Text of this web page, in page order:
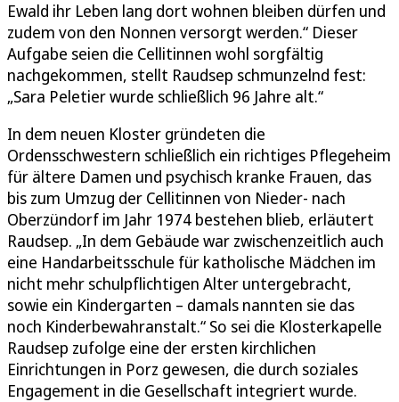
Ewald ihr Leben lang dort wohnen bleiben dürfen und
zudem von den Nonnen versorgt werden.“ Dieser
Aufgabe seien die Cellitinnen wohl sorgfältig
nachgekommen, stellt Raudsep schmunzelnd fest:
„Sara Peletier wurde schließlich 96 Jahre alt.“
In dem neuen Kloster gründeten die
Ordensschwestern schließlich ein richtiges Pflegeheim
für ältere Damen und psychisch kranke Frauen, das
bis zum Umzug der Cellitinnen von Nieder- nach
Oberzündorf im Jahr 1974 bestehen blieb, erläutert
Raudsep. „In dem Gebäude war zwischenzeitlich auch
eine Handarbeitsschule für katholische Mädchen im
nicht mehr schulpflichtigen Alter untergebracht,
sowie ein Kindergarten – damals nannten sie das
noch Kinderbewahranstalt.“ So sei die Klosterkapelle
Raudsep zufolge eine der ersten kirchlichen
Einrichtungen in Porz gewesen, die durch soziales
Engagement in die Gesellschaft integriert wurde.